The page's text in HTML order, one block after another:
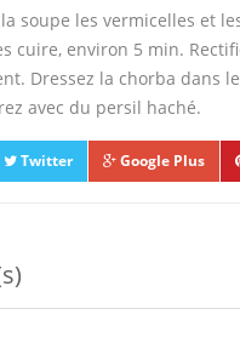
soupe les vermicelles et
cuire, environ 5 min.
Dressez la chorba dans
avec du persil haché.
Twitter Google Plus